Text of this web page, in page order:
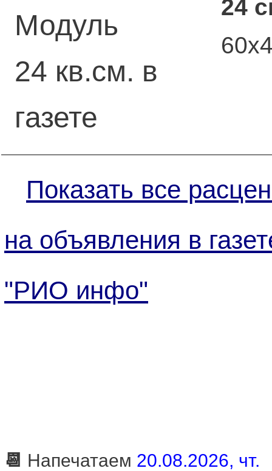
Модуль
24 кв.см. в
газете
24
Показать все
на объявления в
"РИО инфо"
📆 Напечатаем 20.08.2026, чт.